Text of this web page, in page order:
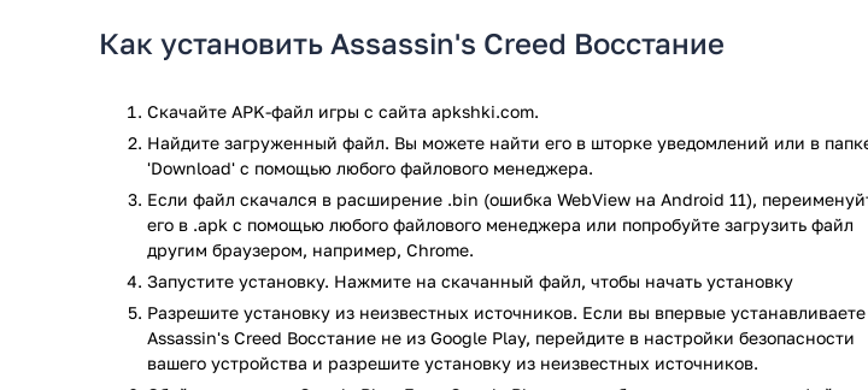
побывать сразу во всех эпохах серии. Так что можно собрать всех ассасинов под свое
Одной из фишек геймплея можно считать то, что ассасинов теперь можно собирать внутри
единого братства, перед этим ознакомившись с историей каждого из них и, возможно,
взглянув на героев совсем под другим углом. Всего предлагается 70 персонажей, которых
необходимо развивать по ходу игры, чтобы победить тамплиеров.
По мере укрепления братства, необходимо развивать свою крепость-контору ассасинов.
Нужно также усиливать влияние братства в регионе. Чтобы развитие проходило быстрее –
потребуется строить новые комнаты, готовить эликсиры, ковать оружие и собирать
необходимые для этого ресурсы.
Ассасин не был бы ассасином, если б не мог действовать скрытно. Игроку предстоит
отправлять персонажей для выполнения тайных заданий в различных частях страны. Для
Как установить Assassin's Creed Восстание
Скачайте APK-файл игры с сайта apkshki.com.
Найдите загруженный файл. Вы можете найти его в шторке уведомлений или в
'Download' с помощью любого файлового менеджера.
Если файл скачался в расширение .bin (ошибка WebView на Android 11),
его в .apk с помощью любого файлового менеджера или попробуйте загрузить файл
другим браузером, например, Chrome.
Запустите установку. Нажмите на скачанный файл, чтобы начать установку
Разрешите установку из неизвестных источников. Если вы впервые устанавливаете
Assassin's Creed Восстание не из Google Play, перейдите в настройки безопасности
вашего устройства и разрешите установку из неизвестных источников.